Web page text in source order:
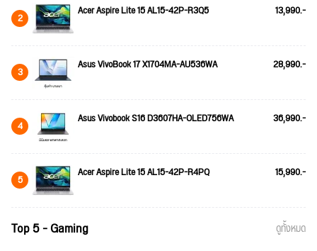
2 Acer Aspire Lite 15 AL15-42P-R3Q5 13,990.-
3 Asus VivoBook 17 X1704MA-AU536WA 28,990.-
4 Asus Vivobook S16 D3607HA-OLED756WA 36,990.-
5 Acer Aspire Lite 15 AL15-42P-R4PQ 15,990.-
Top 5 - Gaming ดูทั้งหมด